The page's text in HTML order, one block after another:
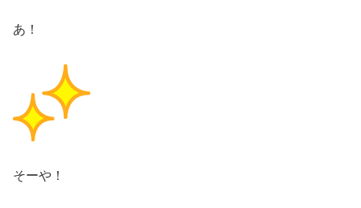
あ！
そーや！